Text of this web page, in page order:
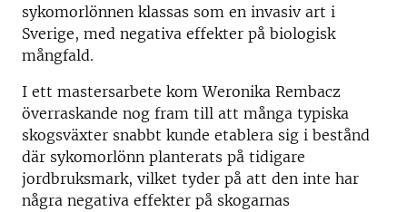
sykomorlönnen klassas som en invasiv art i
Sverige, med negativa effekter på biologisk
mångfald.
I ett mastersarbete kom Weronika Rembacz
överraskande nog fram till att många typiska
skogsväxter snabbt kunde etablera sig i bestånd
där sykomorlönn planterats på tidigare
jordbruksmark, vilket tyder på att den inte har
några negativa effekter på skogarnas